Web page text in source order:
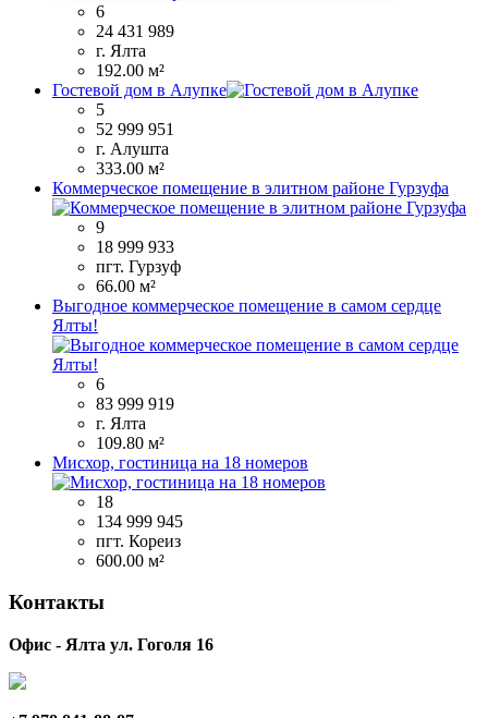
6
24 431 989
г. Ялта
192.00 м²
Гостевой дом в Алупке
5
52 999 951
г. Алушта
333.00 м²
Коммерческое помещение в элитном районе Гурзуфа
9
18 999 933
пгт. Гурзуф
66.00 м²
Выгодное коммерческое помещение в самом сердце
Ялты!
6
83 999 919
г. Ялта
109.80 м²
Мисхор, гостиница на 18 номеров
18
134 999 945
пгт. Кореиз
600.00 м²
Контакты
Офис - Ялта ул. Гоголя 16